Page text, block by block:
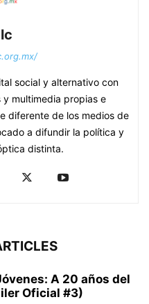
social y alternativo con
multimedia propias e
diferente de los medios de
a difundir la política y
distinta.
A 20 años del
Oficial #3)